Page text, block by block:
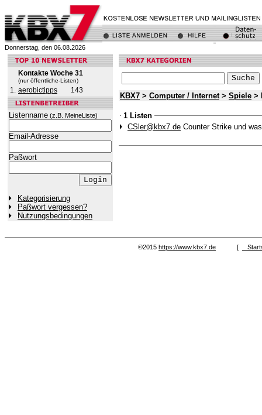
Donnerstag, den 06.08.2026
Kontakte Woche 31
(nur öffentliche-Listen)
1. aerobictipps 143
Listenname (z.B. MeineListe)
Email-Adresse
Paßwort
Kategorisierung
Paßwort vergessen?
Nutzungsbedingungen
KBX7 > Computer / Internet> Spiele >
1 Listen
CSler@kbx7.de Counter Strike und
©2015 https://www.kbx7.de [